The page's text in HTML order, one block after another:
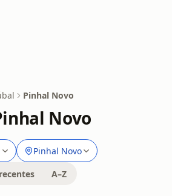
Pinhal Novo
Novo
Pinhal Novo
A–Z